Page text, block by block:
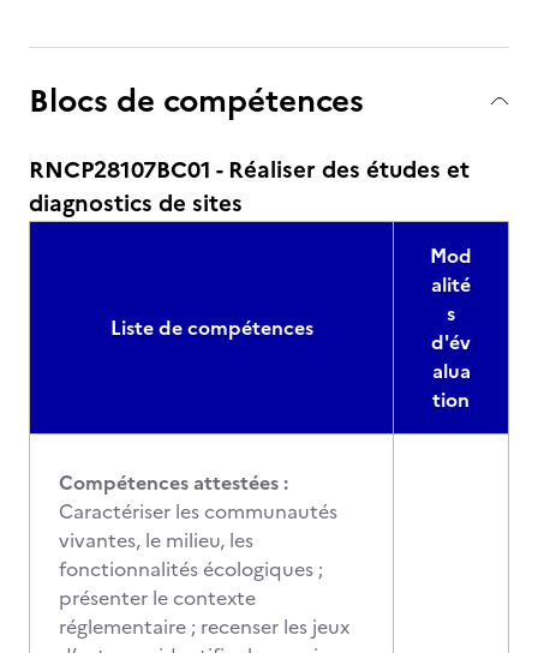
Blocs de compétences
RNCP28107BC01 - Réaliser des études et
diagnostics de sites
Liste de compétences
Mod
alité
s
d'év
alua
tion
Compétences attestées :
Caractériser les communautés
vivantes, le milieu, les
fonctionnalités écologiques ;
présenter le contexte
réglementaire ; recenser les jeux